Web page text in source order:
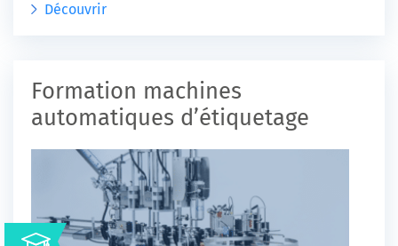
Découvrir
Formation machines
automatiques d’étiquetage